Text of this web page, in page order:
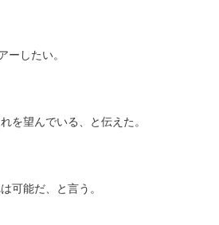
ーしたい。
を望んでいる、と伝えた。
可能だ、と言う。